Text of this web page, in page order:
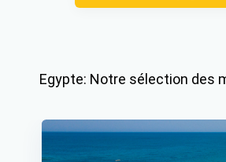
Egypte: Notre sélection des